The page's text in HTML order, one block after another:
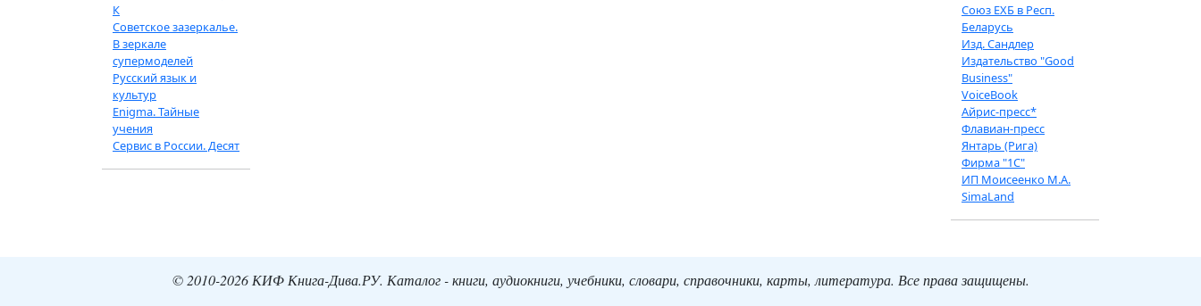
К
Советское зазеркалье.
В зеркале
супермоделей
Русский язык и
культур
Enigma. Тайные
учения
Сервис в России. Десят
Союз ЕХБ в Респ.
Беларусь
Изд. Сандлер
Издательство "Good
Business"
VoiceBook
Айрис-пресс*
Флавиан-пресс
Янтарь (Рига)
Фирма "1С"
ИП Моисеенко М.А.
SimaLand
© 2010-2026 КИФ Книга-Дива.РУ. Каталог - книги, аудиокниги, учебники, словари, справочники, карты, литература. Все права защищены.